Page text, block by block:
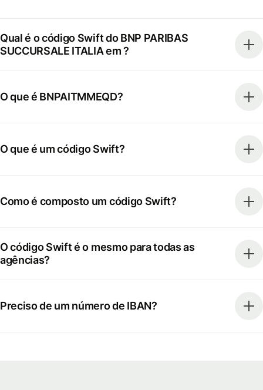
Qual é o código Swift do BNP PARIBAS
SUCCURSALE ITALIA em ?
O que é BNPAITMMEQD?
O que é um código Swift?
Como é composto um código Swift?
O código Swift é o mesmo para todas as
agências?
Preciso de um número de IBAN?